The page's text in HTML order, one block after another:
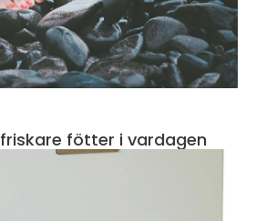
Fotvård i boden friskare fötter i vardagen